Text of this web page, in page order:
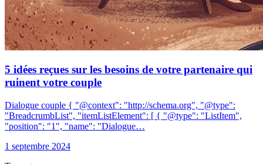
5 idées reçues sur les besoins de votre partenaire qui
ruinent votre couple
Dialogue couple { "@context": "http://schema.org", "@type":
"BreadcrumbList", "itemListElement": [ { "@type": "ListItem",
"position": "1", "name": "Dialogue…
1 septembre 2024